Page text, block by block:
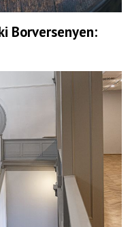
Borversenyen: